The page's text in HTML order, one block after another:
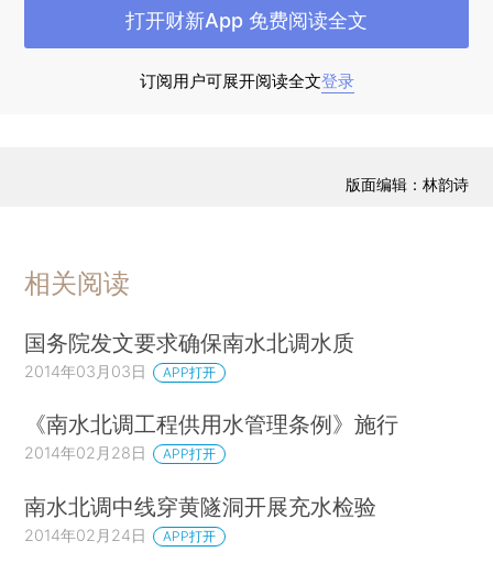
各地湖泊联席会议制度已建立，但个别湖泊联席会
不能形成有效合力。以江苏为例，虽然省编办明确
责，但由于法规没有授权，在日常管理和执法过程
社会对湖泊的开发利用历史由来已久，尤其是随着
了相当高的程度，目前湖泊水域养殖过度，非法采
砂、非法圈圩、违法建设等人为侵害湖泊的行为依
然是当前湖泊面临的主要问题。
3.湖泊综合治理扶持力度有待于进一步加强。
按照《湖泊保护条例》要求，近年来各地积极推进
湖泊生态修复、流域治理、退圩还湖等综合治理工
订阅用户可展开阅读全文登录
打开财新App 免费阅读全文
版面编辑：林韵诗
相关阅读
国务院发文要求确保南水北调水质
2014年03月03日 APP打开
《南水北调工程供用水管理条例》施行
2014年02月28日 APP打开
南水北调中线穿黄隧洞开展充水检验
2014年02月24日 APP打开